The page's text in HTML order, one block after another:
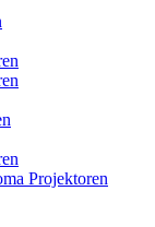
Projektoren